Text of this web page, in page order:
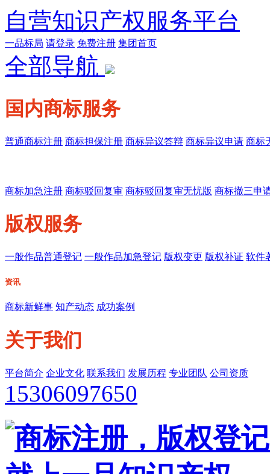
自营知识产权服务平台
一品标局 请登录 免费注册 集团首页
全部导航
国内商标服务
普通商标注册 商标担保注册 商标异议答辩 商标异议申请 商标
商标加急注册 商标驳回复审 商标驳回复审无忧版 商标撤三申
版权服务
一般作品普通登记 一般作品加急登记 版权变更 版权补证 软件
资讯
商标新鲜事 知产动态 成功案例
关于我们
平台简介 企业文化 联系我们 发展历程 专业团队 公司资质
15306097650